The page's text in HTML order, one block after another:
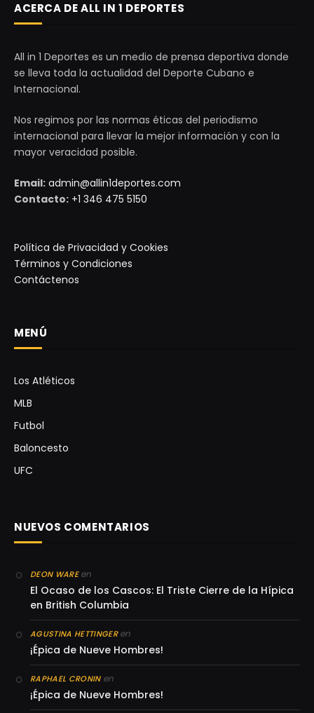
ACERCA DE ALL IN 1 DEPORTES
All in 1 Deportes es un medio de prensa deportiva donde
se lleva toda la actualidad del Deporte Cubano e
Internacional.
Nos regimos por las normas éticas del periodismo
internacional para llevar la mejor información y con la
mayor veracidad posible.
Email: admin@allin1deportes.com
Contacto: +1 346 475 5150
Política de Privacidad y Cookies
Términos y Condiciones
Contáctenos
MENÚ
Los Atléticos
MLB
Futbol
Baloncesto
UFC
NUEVOS COMENTARIOS
DEON WAREen
El Ocaso de los Cascos: El Triste Cierre de la Hípica
en British Columbia
AGUSTINA HETTINGERen
¡Épica de Nueve Hombres!
RAPHAEL CRONINen
¡Épica de Nueve Hombres!